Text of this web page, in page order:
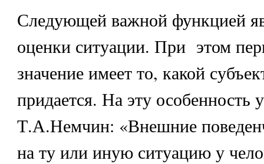
Следующей важной функцией
оценки ситуации. При этом
значение имеет то, какой
придается. На эту особенность
Т.А.Немчин: «Внешние
на ту или иную ситуацию у